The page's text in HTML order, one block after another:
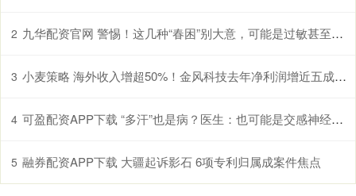
2 九华配资官网 警惕！这几种“春困”别大意，可能是过敏甚至中风前兆
3 小麦策略 海外收入增超50%！金风科技去年净利润增近五成至27亿元
4 可盈配资APP下载 “多汗”也是病？医生：也可能是交感神经过度兴奋所致
5 融券配资APP下载 大疆起诉影石 6项专利归属成案件焦点